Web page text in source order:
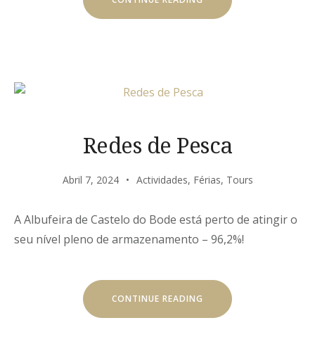
DORNES
Redes de Pesca
Abril 7, 2024 Actividades, Férias, Tours
A Albufeira de Castelo do Bode está perto de atingir o
seu nível pleno de armazenamento – 96,2%!
CONTINUE READING “REDES
PESCA”